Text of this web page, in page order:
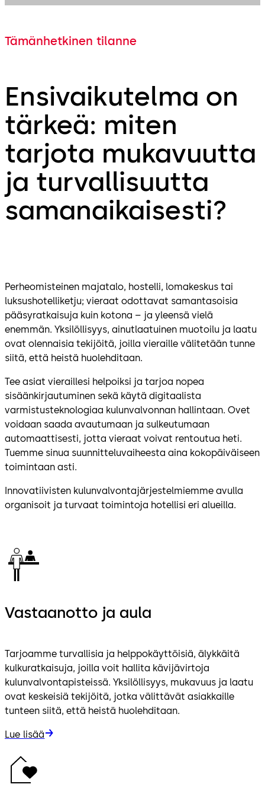
Tämänhetkinen tilanne
Ensivaikutelma on
tärkeä: miten
tarjota mukavuutta
ja turvallisuutta
samanaikaisesti?
Perheomisteinen majatalo, hostelli, lomakeskus tai
luksushotelliketju; vieraat odottavat samantasoisia
pääsyratkaisuja kuin kotona – ja yleensä vielä
enemmän. Yksilöllisyys, ainutlaatuinen muotoilu ja laatu
ovat olennaisia tekijöitä, joilla vieraille välitetään tunne
siitä, että heistä huolehditaan.
Tee asiat vieraillesi helpoiksi ja tarjoa nopea
sisäänkirjautuminen sekä käytä digitaalista
varmistusteknologiaa kulunvalvonnan hallintaan. Ovet
voidaan saada avautumaan ja sulkeutumaan
automaattisesti, jotta vieraat voivat rentoutua heti.
Tuemme sinua suunnitteluvaiheesta aina kokopäiväiseen
toimintaan asti.
Innovatiivisten kulunvalvontajärjestelmiemme avulla
organisoit ja turvaat toimintoja hotellisi eri alueilla.
Vastaanotto ja aula
Tarjoamme turvallisia ja helppokäyttöisiä, älykkäitä
kulkuratkaisuja, joilla voit hallita kävijävirtoja
kulunvalvontapisteissä. Yksilöllisyys, mukavuus ja laatu
ovat keskeisiä tekijöitä, jotka välittävät asiakkaille
tunteen siitä, että heistä huolehditaan.
Lue lisää